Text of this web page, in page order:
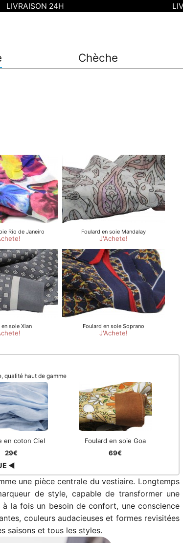
Chèche
qualité haut de gamme
en coton Ciel
29€
Foulard en soie Goa
69€
◀
une pièce centrale du vestiaire. Longtemps
de style, capable de transformer une
la fois un besoin de confort, une conscience
couleurs audacieuses et formes revisitées
saisons et tous les styles.
LIVRAISON 24H